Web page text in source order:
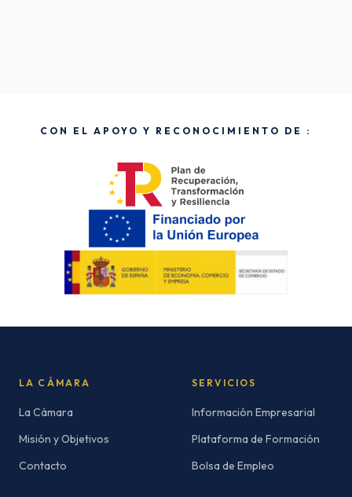
CON EL APOYO Y RECONOCIMIENTO DE :
LA CÁMARA
La Cámara
Misión y Objetivos
Contacto
SERVICIOS
Información Empresarial
Plataforma de Formación
Bolsa de Empleo